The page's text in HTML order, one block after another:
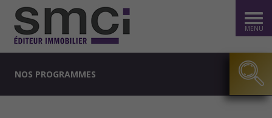
MENU
NOS PROGRAMMES